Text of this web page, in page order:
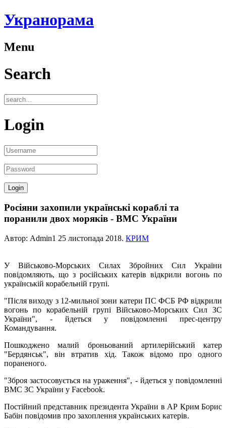
Укранорама
Menu
Search
Login
Росіяни захопили українські кораблі та
поранили двох моряків - ВМС України
Автор: Admin1 25 листопада 2018. КРИМ
У Військово-Морських Силах Збройних Сил України
повідомляють, що з російських катерів відкрили вогонь по
українській корабельній групі.
"Після виходу з 12-мильної зони катери ПС ФСБ РФ відкрили
вогонь по корабельній групі Військово-Морських Сил ЗС
України", - йдеться у повідомленні прес-центру
Командування.
Пошкоджено малий броньований артилерійський катер
"Бердянськ", він втратив хід. Також відомо про одного
пораненого.
"Зброя застосовується на ураження", - йдеться у повідомленні
ВМС ЗС України у Facebook.
Постійний представник президента України в АР Крим Борис
Бабін повідомив про захоплення українських катерів.